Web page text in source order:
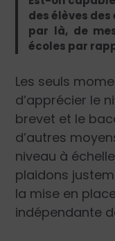
des élèves
par là, de
écoles par
Les seuls
d’apprécier le
brevet et le
d’autres
niveau à
plaidons
la mise en
indépendante